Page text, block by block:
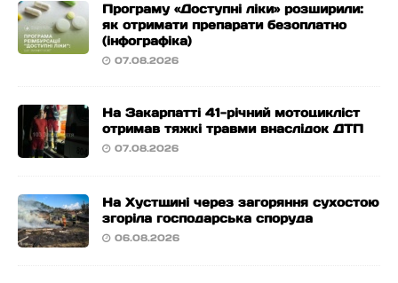
Програму «Доступні ліки» розширили:
як отримати препарати безоплатно
(інфографіка)
07.08.2026
На Закарпатті 41-річний мотоцикліст
отримав тяжкі травми внаслідок ДТП
07.08.2026
На Хустщині через загоряння сухостою
згоріла господарська споруда
06.08.2026